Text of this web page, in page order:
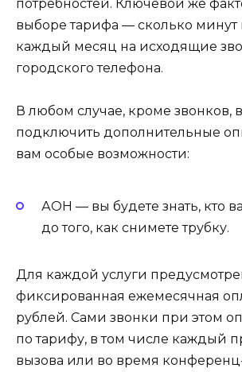
потребностей. Ключевой же
выборе тарифа — сколько минут
каждый месяц на исходящие
городского телефона.
В любом случае, кроме звонков,
подключить дополнительные
вам особые возможности:
АОН — вы будете знать, кто
до того, как снимете трубку.
Для каждой услуги
фиксированная ежемесячная
рублей. Сами звонки при этом
по тарифу, в том числе каждый
вызова или во время